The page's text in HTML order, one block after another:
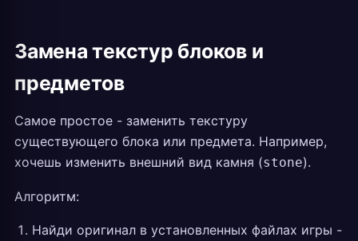
Замена текстур блоков и
предметов
Самое простое - заменить текстуру
существующего блока или предмета. Например,
хочешь изменить внешний вид камня (stone).
Алгоритм:
Найди оригинал в установленных файлах игры -